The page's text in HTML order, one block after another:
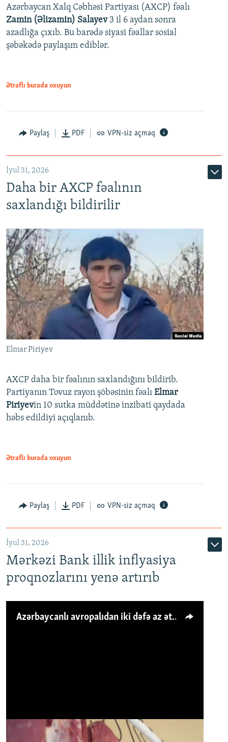
Azərbaycan Xalq Cəbhəsi Partiyası (AXCP) fəalı
Zamin (Əlizamin) Salayev 3 il 6 aydan sonra
azadlığa çıxıb. Bu barədə siyasi fəallar sosial
şəbəkədə paylaşım ediblər.
Ətraflı burada oxuyun
Paylaş PDF VPN-siz açmaq
İyul 31, 2026
Daha bir AXCP fəalının
saxlandığı bildirilir
Elmar Piriyev
AXCP daha bir fəalının saxlandığını bildirib.
Partiyanın Tovuz rayon şöbəsinin fəalı Elmar
Piriyevin 10 sutka müddətinə inzibati qaydada
həbs edildiyi açıqlanıb.
Ətraflı burada oxuyun
Paylaş PDF VPN-siz açmaq
İyul 31, 2026
Mərkəzi Bank illik inflyasiya
proqnozlarını yenə artırıb
Azərbaycanlı avropalıdan iki dəfə az ət yeyir, amma... 'Qiymət artımı qaçılmazdır'